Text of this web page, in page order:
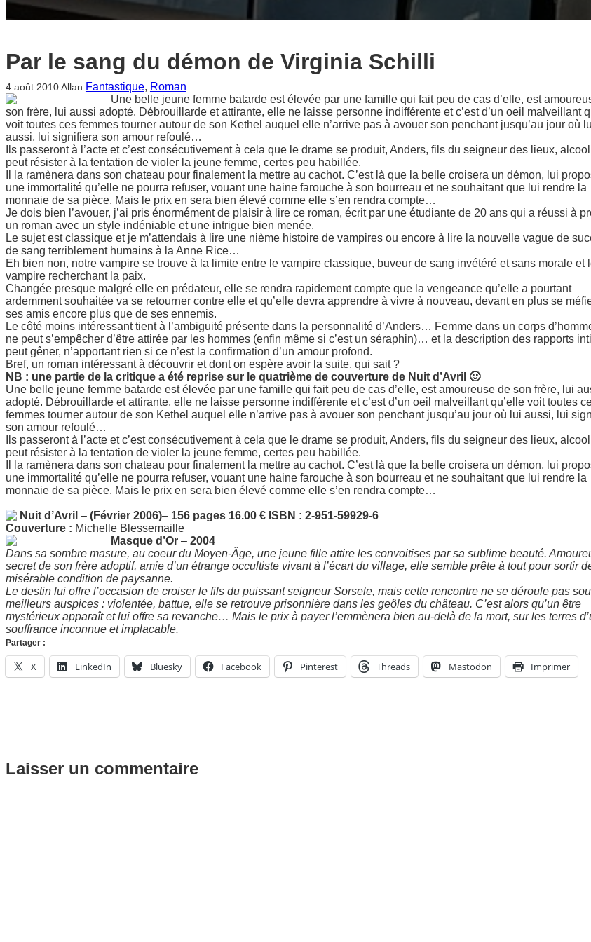
Par le sang du démon de Virginia Schilli
4 août 2010 Allan Fantastique, Roman
Une belle jeune femme batarde est élevée par une famille qui fait peu de cas d’elle, est
son frère, lui aussi adopté. Débrouillarde et attirante, elle ne laisse personne indifférente et c’est d’un oeil malveillant
voit toutes ces femmes tourner autour de son Kethel auquel elle n’arrive pas à avouer son penchant jusqu’au jour où
aussi, lui signifiera son amour refoulé…
Ils passeront à l’acte et c’est consécutivement à cela que le drame se produit, Anders, fils du seigneur des lieux,
peut résister à la tentation de violer la jeune femme, certes peu habillée.
Il la ramènera dans son chateau pour finalement la mettre au cachot. C’est là que la belle croisera un démon, lui
une immortalité qu’elle ne pourra refuser, vouant une haine farouche à son bourreau et ne souhaitant que lui rendre la
monnaie de sa pièce. Mais le prix en sera bien élevé comme elle s’en rendra compte…
Je dois bien l’avouer, j’ai pris énormément de plaisir à lire ce roman, écrit par une étudiante de 20 ans qui a réussi à
un roman avec un style indéniable et une intrigue bien menée.
Le sujet est classique et je m’attendais à lire une nième histoire de vampires ou encore à lire la nouvelle vague de
de sang terriblement humains à la Anne Rice…
Eh bien non, notre vampire se trouve à la limite entre le vampire classique, buveur de sang invétéré et sans morale et
vampire recherchant la paix.
Changée presque malgré elle en prédateur, elle se rendra rapidement compte que la vengeance qu’elle a pourtant
ardemment souhaitée va se retourner contre elle et qu’elle devra apprendre à vivre à nouveau, devant en plus se
ses amis encore plus que de ses ennemis.
Le côté moins intéressant tient à l’ambiguité présente dans la personnalité d’Anders… Femme dans un corps
ne peut s’empêcher d’être attirée par les hommes (enfin même si c’est un séraphin)… et la description des rapports
peut gêner, n’apportant rien si ce n’est la confirmation d’un amour profond.
Bref, un roman intéressant à découvrir et dont on espère avoir la suite, qui sait ?
NB : une partie de la critique a été reprise sur le quatrième de couverture de Nuit d’Avril 🙂
Une belle jeune femme batarde est élevée par une famille qui fait peu de cas d’elle, est amoureuse de son frère, lui
adopté. Débrouillarde et attirante, elle ne laisse personne indifférente et c’est d’un oeil malveillant qu’elle voit toutes
femmes tourner autour de son Kethel auquel elle n’arrive pas à avouer son penchant jusqu’au jour où lui aussi, lui
son amour refoulé…
Ils passeront à l’acte et c’est consécutivement à cela que le drame se produit, Anders, fils du seigneur des lieux,
peut résister à la tentation de violer la jeune femme, certes peu habillée.
Il la ramènera dans son chateau pour finalement la mettre au cachot. C’est là que la belle croisera un démon, lui
une immortalité qu’elle ne pourra refuser, vouant une haine farouche à son bourreau et ne souhaitant que lui rendre la
monnaie de sa pièce. Mais le prix en sera bien élevé comme elle s’en rendra compte…
Nuit d’Avril – (Février 2006)– 156 pages 16.00 € ISBN : 2-951-59929-6
Couverture : Michelle Blessemaille
Masque d’Or – 2004
Dans sa sombre masure, au coeur du Moyen-Âge, une jeune fille attire les convoitises par sa sublime beauté.
secret de son frère adoptif, amie d’un étrange occultiste vivant à l’écart du village, elle semble prête à tout pour sortir
misérable condition de paysanne.
Le destin lui offre l’occasion de croiser le fils du puissant seigneur Sorsele, mais cette rencontre ne se déroule pas
meilleurs auspices : violentée, battue, elle se retrouve prisonnière dans les geôles du château. C’est alors qu’un être
mystérieux apparaît et lui offre sa revanche… Mais le prix à payer l’emmènera bien au-delà de la mort, sur les terres
souffrance inconnue et implacable.
Partager :
X LinkedIn Bluesky Facebook Pinterest Threads Mastodon Imprimer
Laisser un commentaire